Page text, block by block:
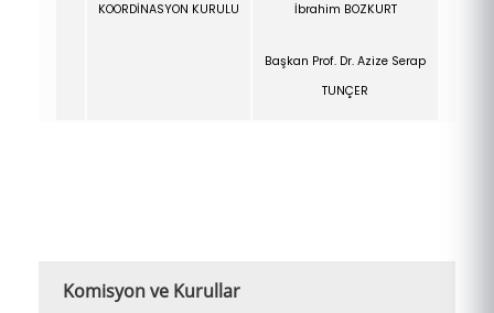
KOORDİNASYON KURULU
İbrahim BOZKURT
Başkan Prof. Dr. Azize Serap
TUNÇER
Komisyon ve Kurullar